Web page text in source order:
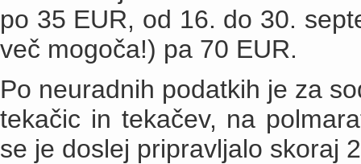
po 35 EUR, od 16. do 30.
več mogoča!) pa 70 EUR.
Po neuradnih podatkih je za
tekačic in tekačev, na
se je doslej pripravljalo skoraj